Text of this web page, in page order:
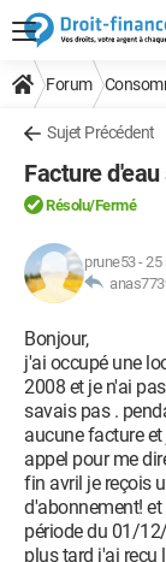
Forum
Sujet Précédent
Facture
Résolu/Fermé
prune53-25
Bonjour,
j'ai occupé une
2008 et je n'ai
savais pas .
aucune facture
appel pour me
fin avril je reçois
d'abonnement!
période du 01/
plus tard j'ai reçu